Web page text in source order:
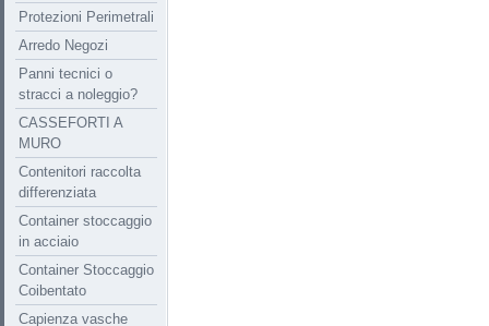
Protezioni Perimetrali
Arredo Negozi
Panni tecnici o
stracci a noleggio?
CASSEFORTI A
MURO
Contenitori raccolta
differenziata
Container stoccaggio
in acciaio
Container Stoccaggio
Coibentato
Capienza vasche